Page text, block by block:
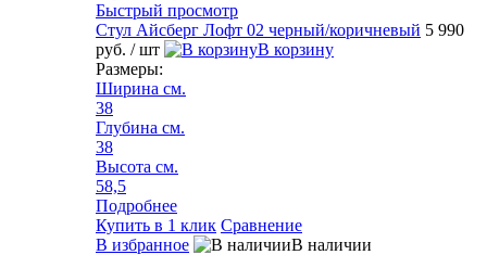
Быстрый просмотр
Стул Айсберг Лофт 02 черный/коричневый 5 990
руб. / шт
В корзину
Размеры:
Ширина см.
38
Глубина см.
38
Высота см.
58,5
Подробнее
Купить в 1 клик Сравнение
В избранное
В наличии